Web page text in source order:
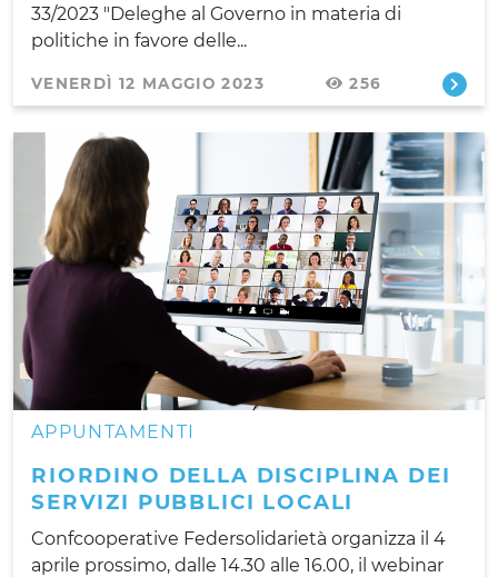
33/2023 "Deleghe al Governo in materia di
politiche in favore delle...
VENERDÌ 12 MAGGIO 2023 256
APPUNTAMENTI
RIORDINO DELLA DISCIPLINA DEI
SERVIZI PUBBLICI LOCALI
Confcooperative Federsolidarietà organizza il 4
aprile prossimo, dalle 14.30 alle 16.00, il webinar